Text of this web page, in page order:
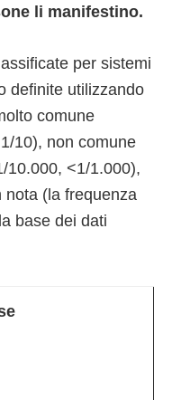
li manifestino.
per sistemi
definite utilizzando
comune
10), non comune
10.000, <1/1.000),
nota (la frequenza
base dei dati